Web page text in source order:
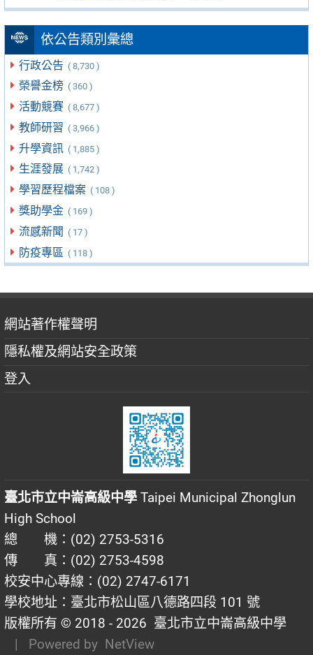
依公告類別彙總
行政公告 ( 8,730 )
榮譽金榜 ( 360 )
活動競賽 ( 8,677 )
教師研習 ( 3,966 )
升學資訊 ( 1,885 )
生涯發展 ( 1,742 )
學習歷程檔案 ( 108 )
獎助學金 ( 169 )
流感新聞 ( 17 )
防疫專區 ( 118 )
網站著作權聲明
隱私權及網站安全政策
登入
臺北市立中崙高級中學 Taipei Municipal Zhonglun
High School
總 機：(02) 2753-5316
傳 真：(02) 2753-4598
校安中心專線：(02) 2747-6171
學校地址：臺北市松山區八德路四段 101 號
版權所有 © 2018 - 2026 臺北市立中崙高級中學
| Powered by NetView